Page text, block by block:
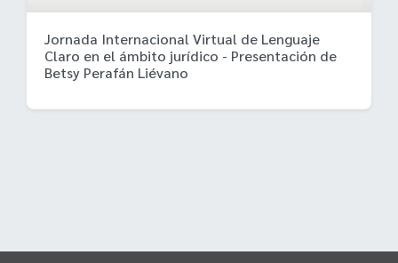
Jornada Internacional Virtual de Lenguaje
Claro en el ámbito jurídico - Presentación de
Betsy Perafán Liévano